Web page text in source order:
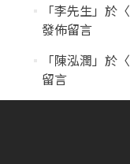
「李先生」於〈
發佈留言
「陳泓潤 」於〈
留言